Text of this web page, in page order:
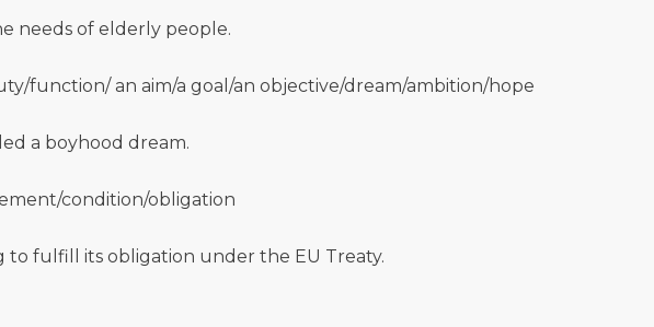
needs of elderly people.
function/ an aim/a goal/an objective/dream/ambition/hope
a boyhood dream.
condition/obligation
to fulfill its obligation under the EU Treaty.